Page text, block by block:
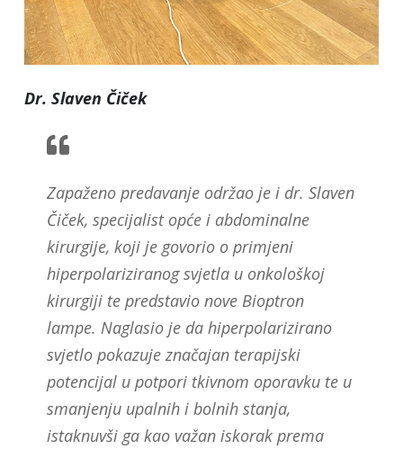
Dr. Slaven Čiček
Zapaženo predavanje održao je i dr. Slaven
Čiček, specijalist opće i abdominalne
kirurgije, koji je govorio o primjeni
hiperpolariziranog svjetla u onkološkoj
kirurgiji te predstavio nove Bioptron
lampe. Naglasio je da hiperpolarizirano
svjetlo pokazuje značajan terapijski
potencijal u potpori tkivnom oporavku te u
smanjenju upalnih i bolnih stanja,
istaknuvši ga kao važan iskorak prema